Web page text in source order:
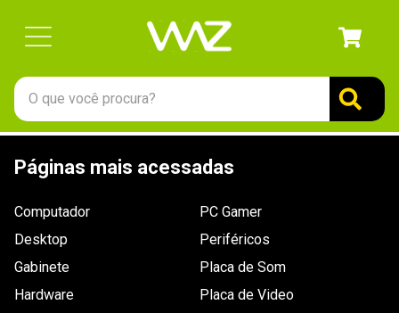
O que você procura?
Páginas mais acessadas
Computador
Desktop
Gabinete
Hardware
PC Gamer
Periféricos
Placa de Som
Placa de Video
1º
gabinete
teclado
ssd
openbox